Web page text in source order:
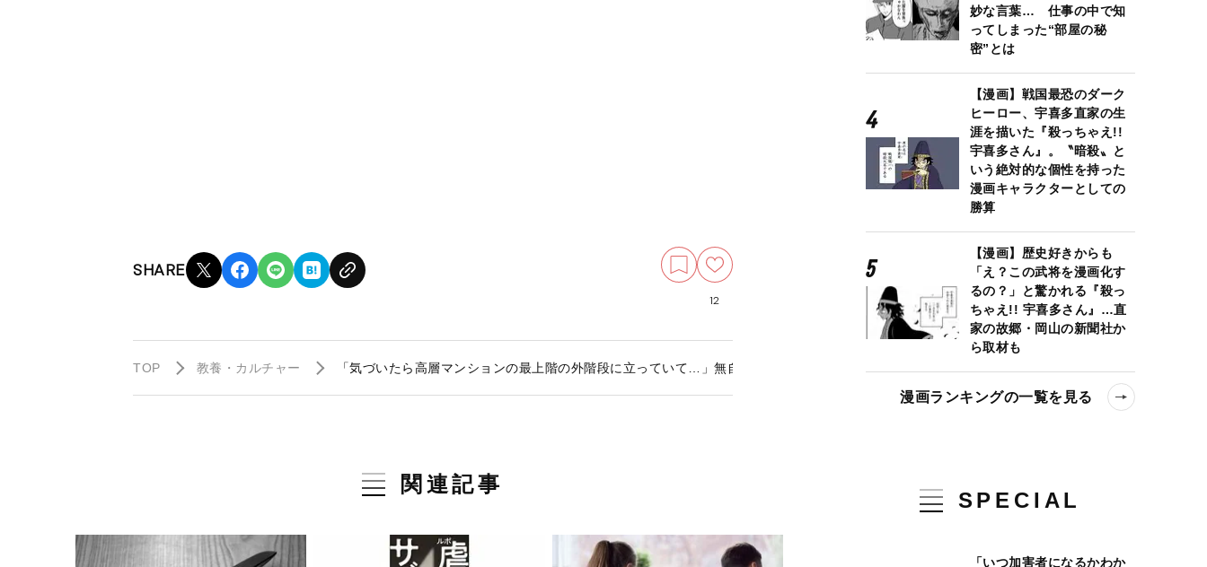
SHARE
12
TOP 教養・カルチャー 「気づいたら高層マンションの最上階の外階段に立っていて…」無自覚のうちに自傷する人たちに共通する“幼少期のある経験”
関連記事
妙な言葉… 仕事の中で知
ってしまった“部屋の秘
密”とは
【漫画】戦国最恐のダーク
ヒーロー、宇喜多直家の生
涯を描いた『殺っちゃえ!!
宇喜多さん』。〝暗殺〟と
いう絶対的な個性を持った
漫画キャラクターとしての
勝算
【漫画】歴史好きからも
「え？この武将を漫画化す
るの？」と驚かれる『殺っ
ちゃえ!! 宇喜多さん』…直
家の故郷・岡山の新聞社か
ら取材も
漫画ランキングの一覧を見る
SPECIAL
「いつ加害者になるかわか